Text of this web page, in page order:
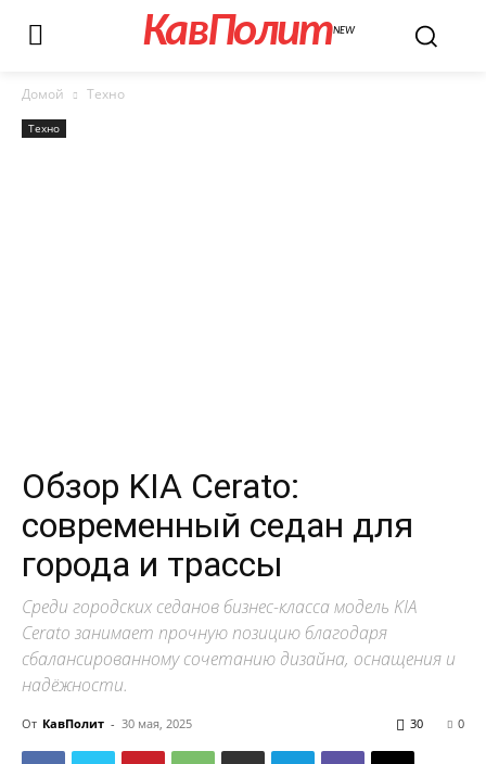
КавПолитNEW
Домой Техно
Техно
Обзор KIA Cerato:
современный седан для
города и трассы
Среди городских седанов бизнес-класса модель KIA
Cerato занимает прочную позицию благодаря
сбалансированному сочетанию дизайна, оснащения и
надёжности.
От КавПолит - 30 мая, 2025 0
30